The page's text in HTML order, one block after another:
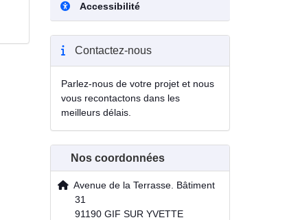
Accessibilité
Contactez-nous
Parlez-nous de votre projet et nous
vous recontactons dans les
meilleurs délais.
Nos coordonnées
Avenue de la Terrasse. Bâtiment
31
91190 GIF SUR YVETTE